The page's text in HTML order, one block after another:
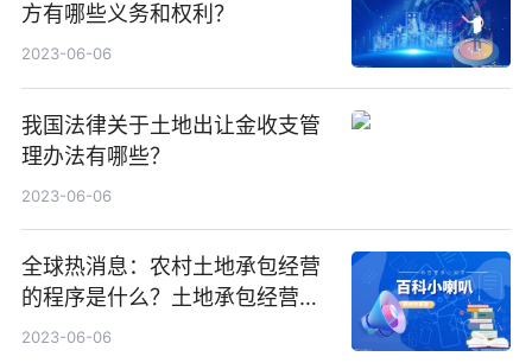
方有哪些义务和权利？
2023-06-06
我国法律关于土地出让金收支管
理办法有哪些？
2023-06-06
全球热消息：农村土地承包经营
的程序是什么？土地承包经营权
流转管理办法是什么？
2023-06-06